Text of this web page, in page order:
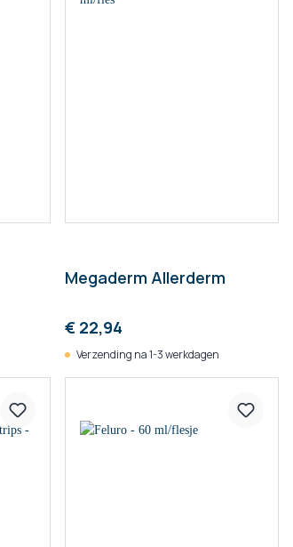
Megaderm Allerderm
€ 22,94
Verzending na 1-3 werkdagen